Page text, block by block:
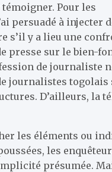
témoigner. Pour les
persuadé à injecter
s’il y a lieu une
presse sur le bien-
de journaliste
journalistes togolais
D’ailleurs, la
les éléments ou
les
présumée.